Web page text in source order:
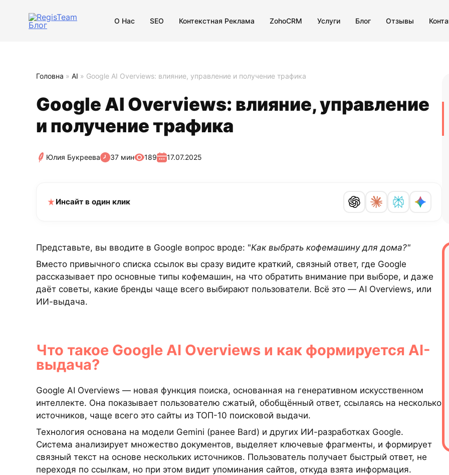
О Нас SEO Контекстная Реклама ZohoCRM Услуги Блог Отзывы
Головна » AI » Google AI Overviews: влияние, управление и получение трафика
Google AI Overviews: влияние, управление
и получение трафика
Юлия Букреева 37 мин 189 17.07.2025
Инсайт в один клик
Представьте, вы вводите в Google вопрос вроде: "Как выбрать кофемашину для дома?"
Вместо привычного списка ссылок вы сразу видите краткий, связный ответ, где Google
рассказывает про основные типы кофемашин, на что обратить внимание при выборе, и даже
даёт советы, какие бренды чаще всего выбирают пользователи. Всё это — AI Overviews, или
ИИ-выдача.
Что такое Google AI Overviews и как формируется AI-
выдача?
Google AI Overviews — новая функция поиска, основанная на генеративном искусственном
интеллекте. Она показывает пользователю сжатый, обобщённый ответ, ссылаясь на несколько
источников, чаще всего это сайты из ТОП-10 поисковой выдачи.
Технология основана на модели Gemini (ранее Bard) и других ИИ-разработках Google.
Система анализирует множество документов, выделяет ключевые фрагменты, и формирует
связный текст на основе нескольких источников. Пользователь получает быстрый ответ, не
переходя по ссылкам, но при этом видит упоминания сайтов, откуда взята информация.